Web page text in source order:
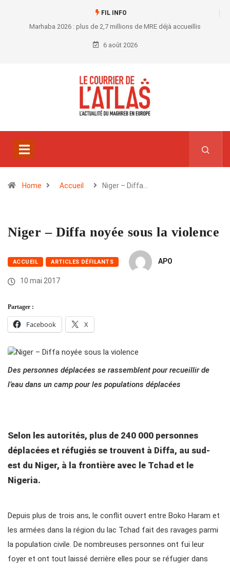
FIL INFO
Marhaba 2026 : plus de 2,7 millions de MRE déjà accueillis
6 août 2026
Home Accueil Niger – Diffa…
Niger – Diffa noyée sous la violence
ACCUEIL ARTICLES DÉFILANTS APO
10 mai 2017
Partager :
Facebook X
Des personnes déplacées se rassemblent pour recueillir de
l’eau dans un camp pour les populations déplacées
Selon les autorités, plus de 240 000 personnes
déplacées et réfugiés se trouvent à Diffa, au sud-
est du Niger, à la frontière avec le Tchad et le
Nigeria.
Depuis plus de trois ans, le conflit ouvert entre Boko Haram et
les armées dans la région du lac Tchad fait des ravages parmi
la population civile. De nombreuses personnes ont fui leur
foyer et ont tout laissé derrière elles pour se réfugier dans